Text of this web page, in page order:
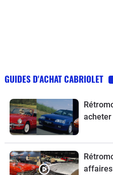
GUIDES D'ACHAT CABRIOLET
acheter
affaires